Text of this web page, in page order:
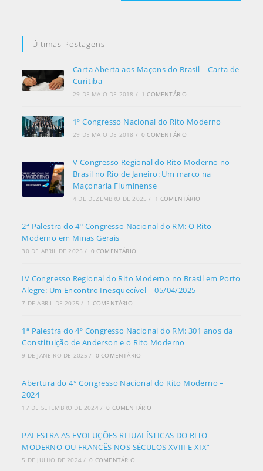
Últimas Postagens
Carta Aberta aos Maçons do Brasil – Carta de
Curitiba
29 DE MAIO DE 2018 / 1 COMENTÁRIO
1º Congresso Nacional do Rito Moderno
29 DE MAIO DE 2018 / 0 COMENTÁRIO
V Congresso Regional do Rito Moderno no
Brasil no Rio de Janeiro: Um marco na
Maçonaria Fluminense
4 DE DEZEMBRO DE 2025 / 1 COMENTÁRIO
2ª Palestra do 4º Congresso Nacional do RM: O Rito
Moderno em Minas Gerais
30 DE ABRIL DE 2025 / 0 COMENTÁRIO
IV Congresso Regional do Rito Moderno no Brasil em Porto
Alegre: Um Encontro Inesquecível – 05/04/2025
7 DE ABRIL DE 2025 / 1 COMENTÁRIO
1ª Palestra do 4º Congresso Nacional do RM: 301 anos da
Constituição de Anderson e o Rito Moderno
9 DE JANEIRO DE 2025 / 0 COMENTÁRIO
Abertura do 4° Congresso Nacional do Rito Moderno –
2024
17 DE SETEMBRO DE 2024 / 0 COMENTÁRIO
PALESTRA AS EVOLUÇÕES RITUALÍSTICAS DO RITO
MODERNO OU FRANCÊS NOS SÉCULOS XVIII E XIX”
5 DE JULHO DE 2024 / 0 COMENTÁRIO